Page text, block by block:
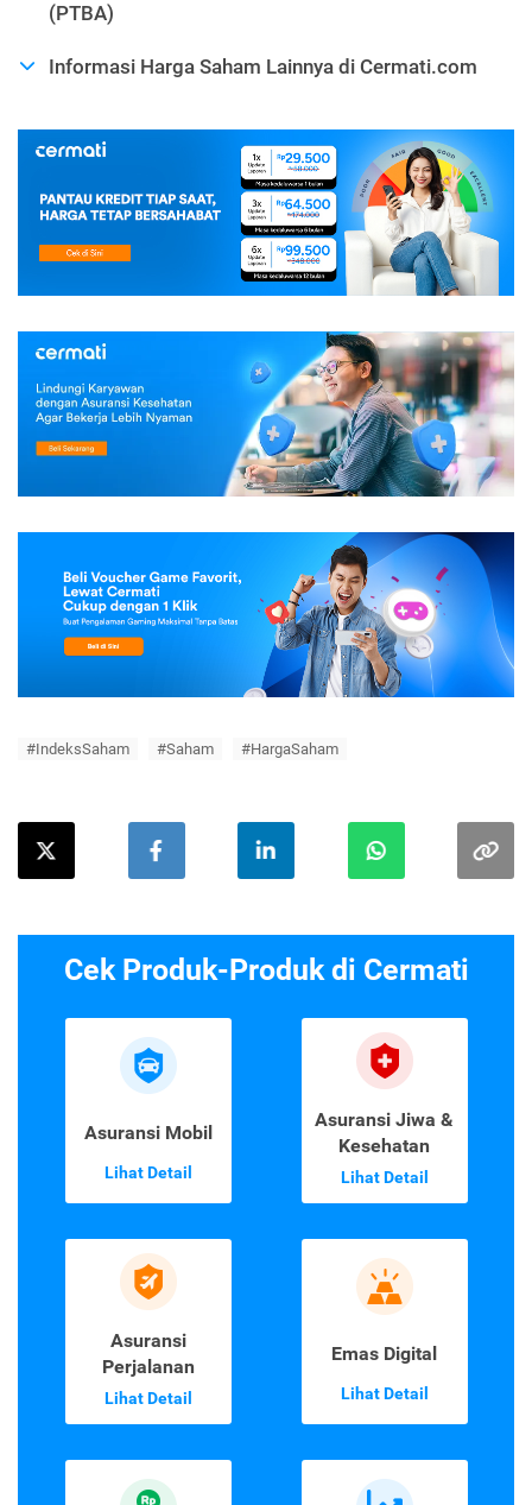
(PTBA)
Informasi Harga Saham Lainnya di Cermati.com
#IndeksSaham #Saham #HargaSaham
Cek Produk-Produk di Cermati
Asuransi Mobil
Lihat Detail
Asuransi Jiwa &
Kesehatan
Lihat Detail
Asuransi
Perjalanan
Lihat Detail
Emas Digital
Lihat Detail